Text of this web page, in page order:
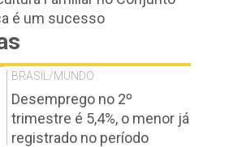
é um sucesso
BRASIL/MUNDO
Desemprego no 2º
trimestre é 5,4%, o menor já
registrado no período